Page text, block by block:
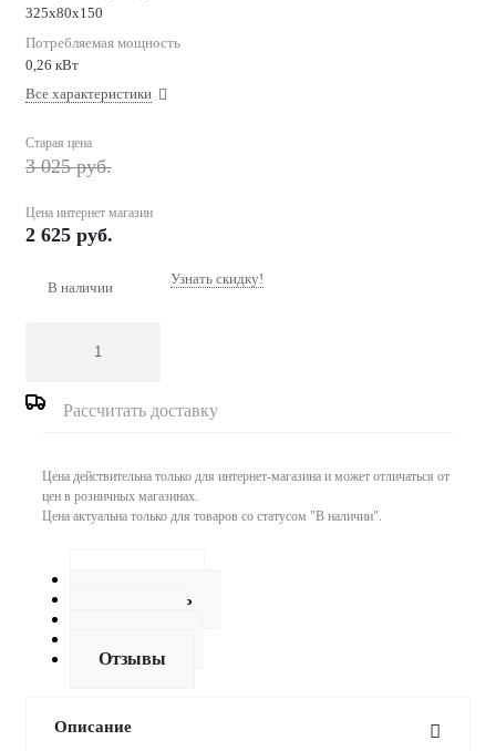
325х80х150
Потребляемая мощность
0,26 кВт
Все характеристики
Старая цена
3 025руб.
Цена интернет магазин
2 625 руб.
В наличии Узнать скидку!
Рассчитать доставку
Цена действительна только для интернет-магазина и может отличаться от
цен в розничных магазинах.
Цена актуальна только для товаров со статусом "В наличии".
Как купить
Отзывы
Описание